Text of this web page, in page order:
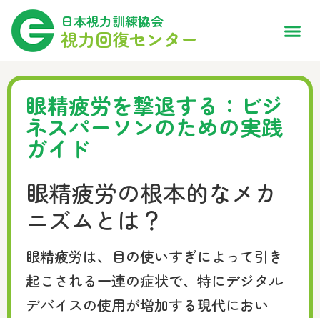
日本視力訓練協会
視力回復センター
眼精疲労を撃退する：ビジ
ネスパーソンのための実践
ガイド
眼精疲労の根本的なメカ
ニズムとは？
眼精疲労は、目の使いすぎによって引き
起こされる一連の症状で、特にデジタル
デバイスの使用が増加する現代におい